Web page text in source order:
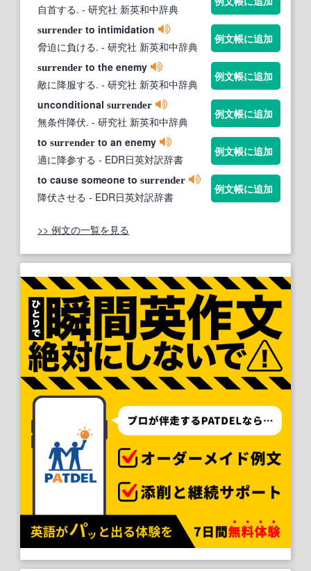
自首する. - 研究社 新英和中辞典
surrender to intimidation
脅迫に負ける. - 研究社 新英和中辞典
例文帳に追加
surrender to the enemy
敵に降服する. - 研究社 新英和中辞典
例文帳に追加
unconditional surrender
無条件降伏. - 研究社 新英和中辞典
例文帳に追加
to surrender to an enemy
適に降参する - EDR日英対訳辞書
例文帳に追加
to cause someone to surrender
降伏させる - EDR日英対訳辞書
例文帳に追加
>> 例文の一覧を見る